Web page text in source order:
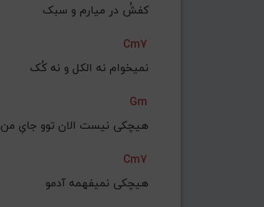
کفشُ در میارم و سبک
Cm7
نمیخوام نه الکل و نه کُک
Gm
هیچکی نیست الان توو جایِ من
Cm7
هیچکی نمیفهمه آدمو